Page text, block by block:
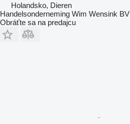
Holandsko, Dieren
Handelsonderneming Wim Wensink BV
Obráťte sa na predajcu